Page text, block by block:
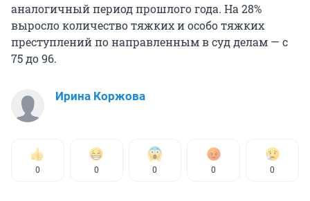
аналогичный период прошлого года. На 28%
выросло количество тяжких и особо тяжких
преступлений по направленным в суд делам — с
75 до 96.
Ирина Коржова
0 0 0 0 0